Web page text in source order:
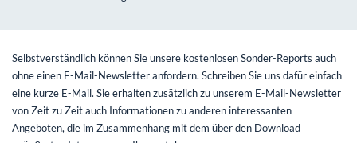
Selbstverständlich können Sie unsere kostenlosen Sonder-Reports auch
ohne einen E-Mail-Newsletter anfordern. Schreiben Sie uns dafür einfach
eine kurze E-Mail. Sie erhalten zusätzlich zu unserem E-Mail-Newsletter
von Zeit zu Zeit auch Informationen zu anderen interessanten
Angeboten, die im Zusammenhang mit dem über den Download